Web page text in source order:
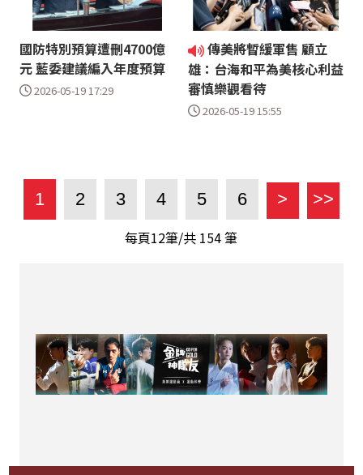
國防特別預算遭刪4700億
元 藍委建議編入年度預算
2026-05-19 17:29
傳美將暫緩軍售 顧立
雄：台海和平為美核心利益
審慎樂觀看待
2026-05-19 15:55
1 2 3 4 5 6 > >>
每頁12筆/共 154筆